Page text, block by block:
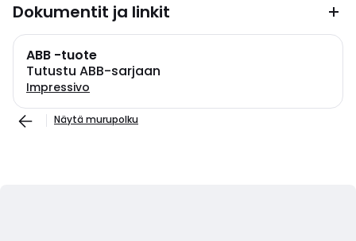
Dokumentit ja linkit
ABB -tuote
Tutustu ABB-sarjaan
Impressivo
Näytä murupolku